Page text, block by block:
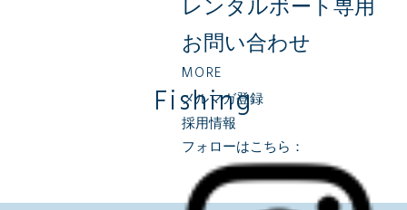
レンタルボート専用
お問い合わせ
MORE
メルマガ登録
採用情報
フォローはこちら：
Fishing